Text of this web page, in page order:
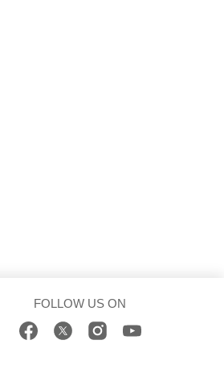
FOLLOW US ON